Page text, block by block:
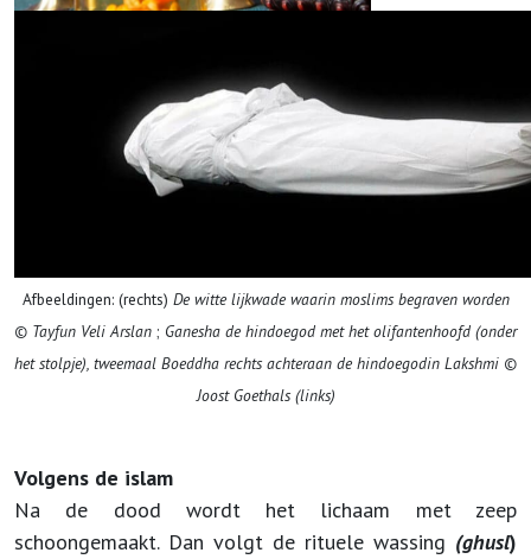
Afbeeldingen: (rechts) De witte lijkwade waarin moslims begraven worden
© Tayfun Veli Arslan ; Ganesha de hindoegod met het olifantenhoofd (onder
het stolpje), tweemaal Boeddha rechts achteraan de hindoegodin Lakshmi ©
Joost Goethals (links)
Volgens de islam
Na de dood wordt het lichaam met zeep
schoongemaakt. Dan volgt de rituele wassing (ghusl)